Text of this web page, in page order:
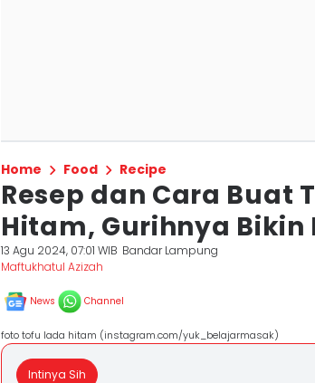
Home Food Recipe
Resep dan Cara Buat
Hitam, Gurihnya Bikin
13 Agu 2024, 07:01 WIB Bandar Lampung
Maftukhatul Azizah
News Channel
foto tofu lada hitam (instagram.com/yuk_belajarmasak)
Intinya Sih